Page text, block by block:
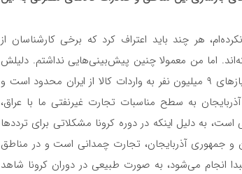
هر چند باید اعتراف کرد که برخی کارشناسان از
تا ۳ میلیارد دلار سخن گفته‌اند. اما من معمولا چنین پیش‌بینی‌هایی نداشتم. دلیلش
این است که جمعیت جمهوری آذربایجان ۹ میلیون نفر است و نیازهای ۹ میلیون نفر به واردات کالا از ایران محدود است و
به سطح مناسبات تجارت غیرنفتی ما با عراق،
رشد ۲۰ درصد یک رشد طبیعی است، به دلیل اینکه در دوره کرونا مشکلاتی برای ترددها
و جمهوری آذربایجان، تجارت چمدانی است و در مناطق
انجام می‌شود، به صورت طبیعی در دوران کرونا شاهد